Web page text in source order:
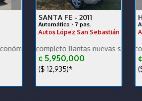
SANTA FE - 2011
Automático - 7 pas.
Autos López San Sebastián
llantas nuevas se recibe y se
¢ 5,950,000
($ 12,935)*
Carro nacional comprado